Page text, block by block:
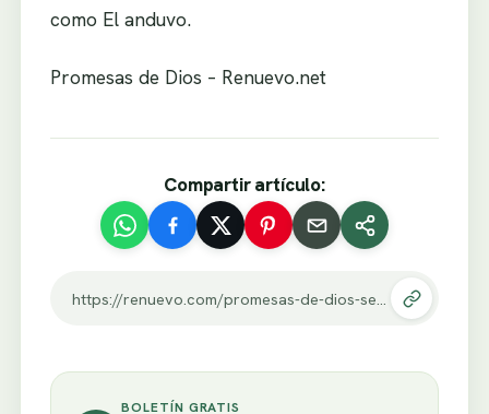
como El anduvo.
Promesas de Dios – Renuevo.net
Compartir artículo:
BOLETÍN GRATIS